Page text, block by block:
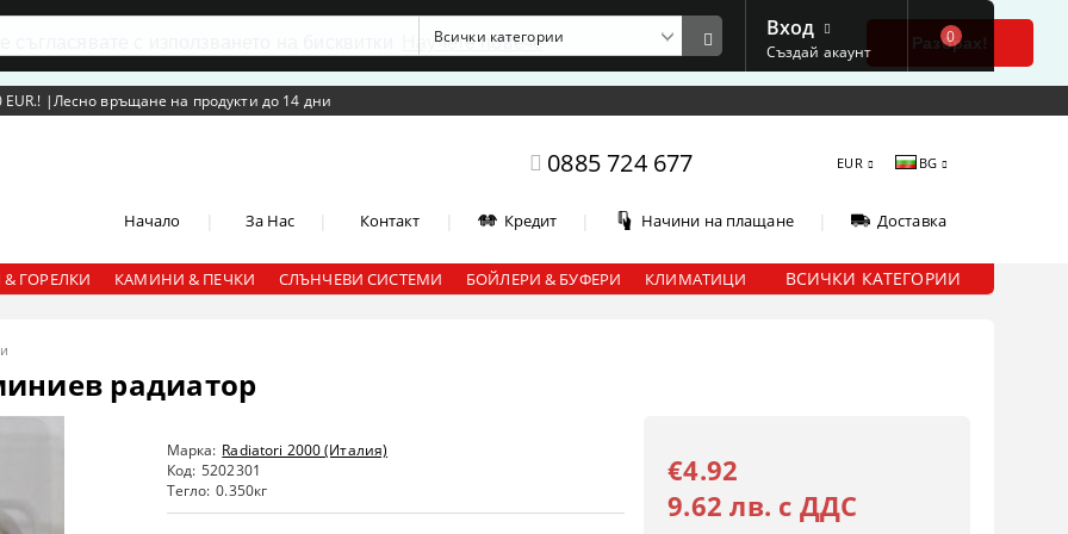
с използването на бисквитки Научете повече Разбрах!
|Лесно връщане на продукти до 14 дни
0885 724 677 EUR BG
Начало За Нас Контакт Кредит Начини на плащане Доставка
Вход
Създай акаунт
0
ГОРЕЛКИ КАМИНИ & ПЕЧКИ СЛЪНЧЕВИ СИСТЕМИ БОЙЛЕРИ & БУФЕРИ КЛИМАТИЦИ ВСИЧКИ КАТЕГОРИИ
радиатор
Марка: Radiatori 2000 (Италия)
Код: 5202301
Тегло: 0.350кг
€4.92
9.62 лв. с ДДС